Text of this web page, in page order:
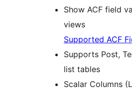
Show ACF field
views
Supported ACF
Supports Post,
list tables
Scalar Columns